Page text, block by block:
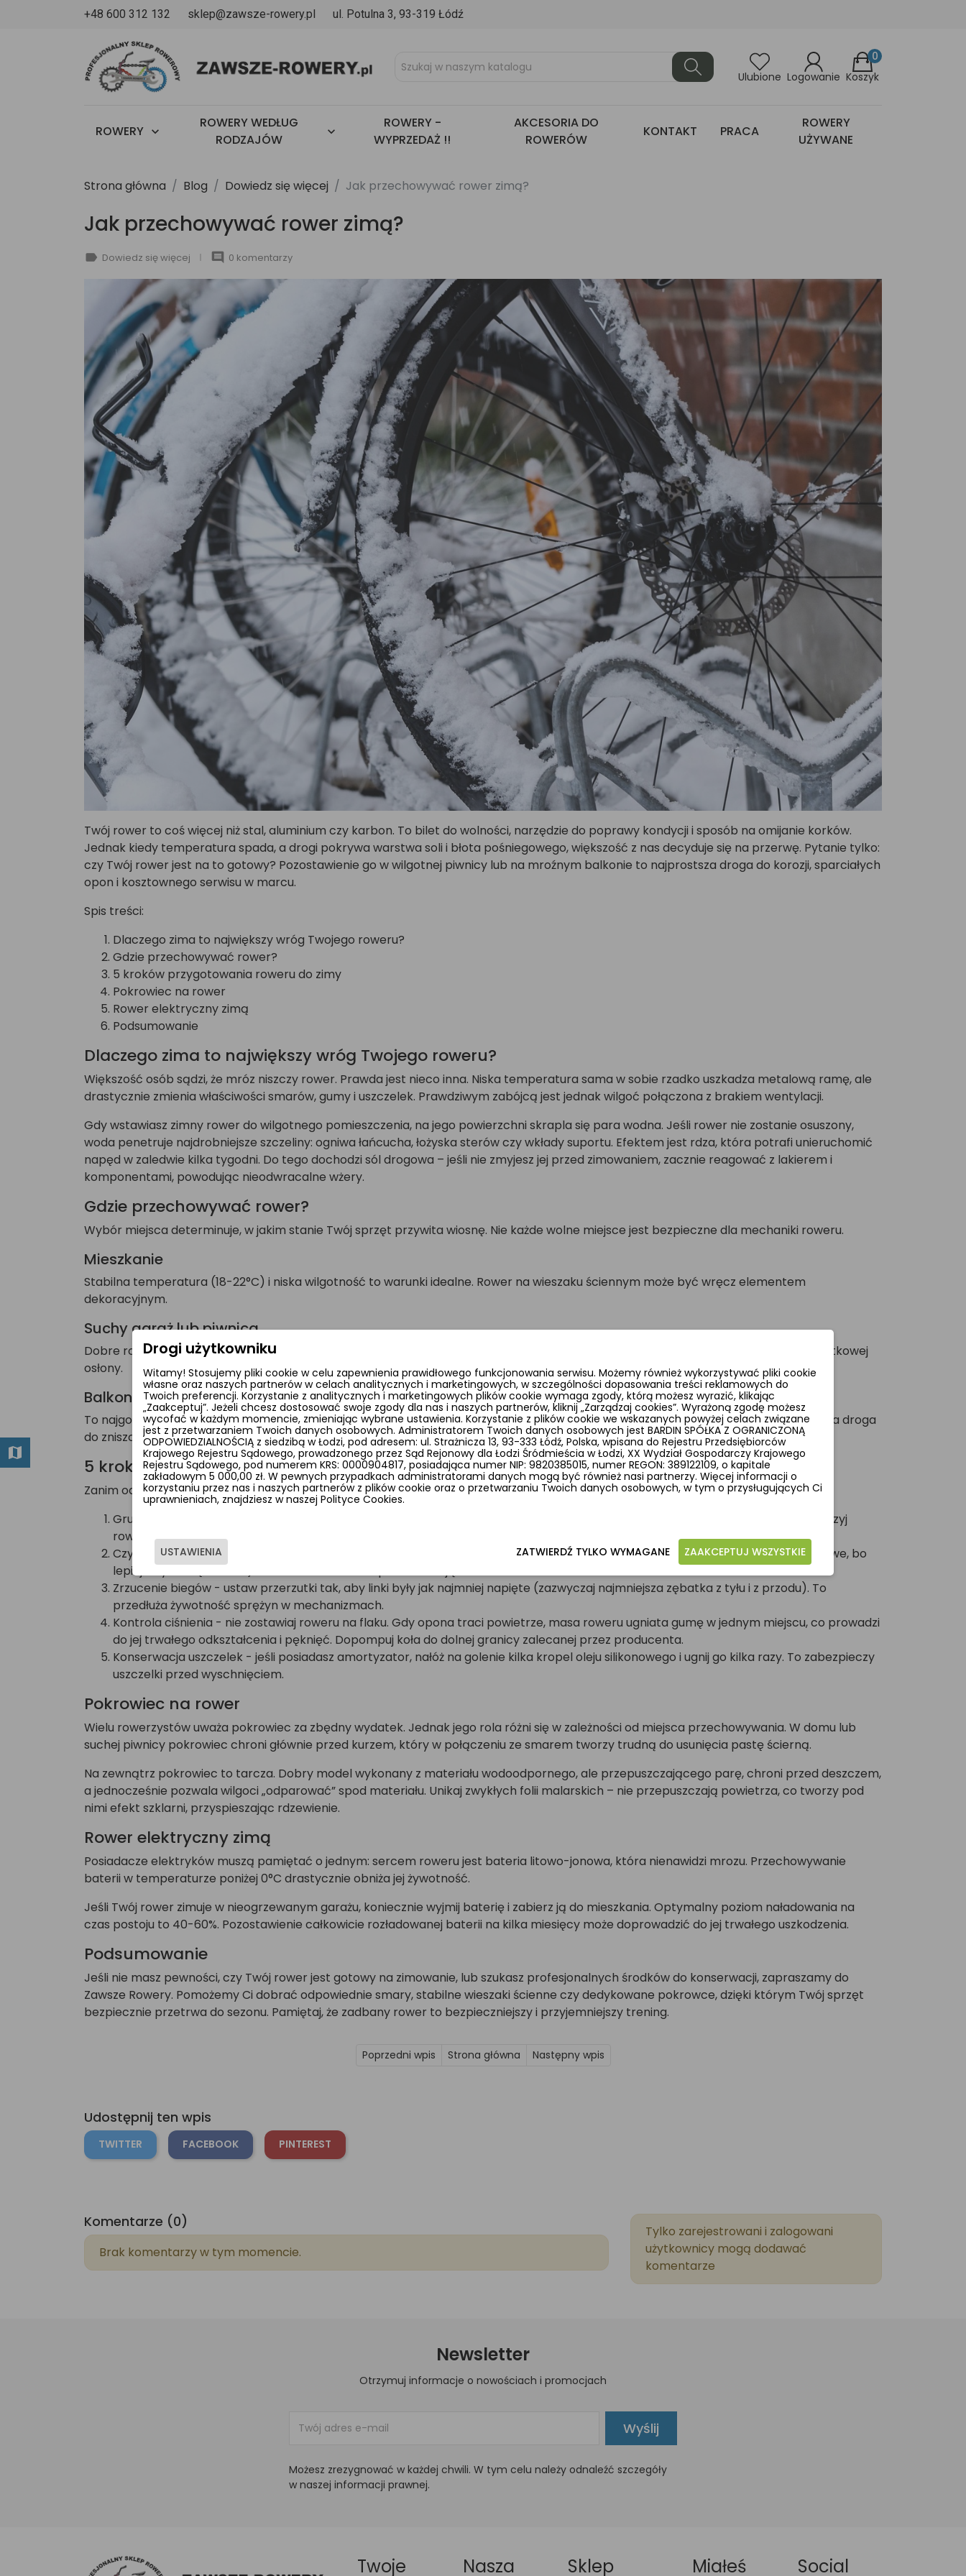
+48 600 312 132 sklep@zawsze-rowery.pl ul. Potulna 3, 93-319 Łódź
Ulubione Logowanie Koszyk
0
ROWERY 
ROWERY WEDŁUG
RODZAJÓW

ROWERY -
WYPRZEDAŻ !!
AKCESORIA DO
ROWERÓW
KONTAKT PRACA
ROWERY
UŻYWANE
Strona główna Blog Dowiedz się więcej Jak przechowywać rower zimą?
Jak przechowywać rower zimą?
label Dowiedz się więcej comment 0 komentarzy
Twój rower to coś więcej niż stal, aluminium czy karbon. To bilet do wolności, narzędzie do poprawy kondycji i sposób na omijanie korków.
Jednak kiedy temperatura spada, a drogi pokrywa warstwa soli i błota pośniegowego, większość z nas decyduje się na przerwę. Pytanie tylko:
czy Twój rower jest na to gotowy? Pozostawienie go w wilgotnej piwnicy lub na mroźnym balkonie to najprostsza droga do korozji, sparciałych
opon i kosztownego serwisu w marcu.
Spis treści:
Dlaczego zima to największy wróg Twojego roweru?
Gdzie przechowywać rower?
5 kroków przygotowania roweru do zimy
Pokrowiec na rower
Rower elektryczny zimą
Podsumowanie
Dlaczego zima to największy wróg Twojego roweru?
Większość osób sądzi, że mróz niszczy rower. Prawda jest nieco inna. Niska temperatura sama w sobie rzadko uszkadza metalową ramę, ale
drastycznie zmienia właściwości smarów, gumy i uszczelek. Prawdziwym zabójcą jest jednak wilgoć połączona z brakiem wentylacji.
Gdy wstawiasz zimny rower do wilgotnego pomieszczenia, na jego powierzchni skrapla się para wodna. Jeśli rower nie zostanie osuszony,
woda penetruje najdrobniejsze szczeliny: ogniwa łańcucha, łożyska sterów czy wkłady suportu. Efektem jest rdza, która potrafi unieruchomić
napęd w zaledwie kilka tygodni. Do tego dochodzi sól drogowa – jeśli nie zmyjesz jej przed zimowaniem, zacznie reagować z lakierem i
komponentami, powodując nieodwracalne wżery.
Gdzie przechowywać rower?
Wybór miejsca determinuje, w jakim stanie Twój sprzęt przywita wiosnę. Nie każde wolne miejsce jest bezpieczne dla mechaniki roweru.
Mieszkanie
Stabilna temperatura (18-22°C) i niska wilgotność to warunki idealne. Rower na wieszaku ściennym może być wręcz elementem
dekoracyjnym.
Suchy garaż lub piwnica
Dobre rozwiązanie, o ile pomieszczenie jest wentylowane. Warto sprawdzić, czy ściany nie są wilgotne. Jeśli tak, rower wymaga dodatkowej
osłony.
Balkon
To najgorszy scenariusz. Ekspozycja na zmienne temperatury, słońce (promieniowanie UV niszczy opony i lakier) oraz opady to prosta droga
do zniszczenia osprzętu. Jeśli musisz trzymać rower tutaj, profesjonalny pokrowiec jest bezwzględnie wymagany.
5 kroków przygotowania roweru do zimy
Zanim odstawisz rower na zimę, wykonaj te czynności. Zaoszczędzisz dzięki temu czas i pieniądze na wiosennym przeglądzie.
Gruntowne mycie i suszenie - usuń błoto i piach. Użyj miękkiej szmatki i dedykowanych szamponów rowerowych. Po umyciu wytrzyj
rower do sucha, szczególnie śruby i miejsca łączenia części.
Czyszczenie i smarowanie napędu - łańcuch musi być czysty i pokryty świeżą warstwą smaru (najlepiej na warunki mokre/zimowe, bo
lepiej trzyma się metalu). To bariera ochronna przed korozją.
Zrzucenie biegów - ustaw przerzutki tak, aby linki były jak najmniej napięte (zazwyczaj najmniejsza zębatka z tyłu i z przodu). To
przedłuża żywotność sprężyn w mechanizmach.
Kontrola ciśnienia - nie zostawiaj roweru na flaku. Gdy opona traci powietrze, masa roweru ugniata gumę w jednym miejscu, co prowadzi
do jej trwałego odkształcenia i pęknięć. Dopompuj koła do dolnej granicy zalecanej przez producenta.
Konserwacja uszczelek - jeśli posiadasz amortyzator, nałóż na golenie kilka kropel oleju silikonowego i ugnij go kilka razy. To zabezpieczy
uszczelki przed wyschnięciem.
Pokrowiec na rower
Wielu rowerzystów uważa pokrowiec za zbędny wydatek. Jednak jego rola różni się w zależności od miejsca przechowywania. W domu lub
suchej piwnicy pokrowiec chroni głównie przed kurzem, który w połączeniu ze smarem tworzy trudną do usunięcia pastę ścierną.
Na zewnątrz pokrowiec to tarcza. Dobry model wykonany z materiału wodoodpornego, ale przepuszczającego parę, chroni przed deszczem,
a jednocześnie pozwala wilgoci „odparować” spod materiału. Unikaj zwykłych folii malarskich – nie przepuszczają powietrza, co tworzy pod
nimi efekt szklarni, przyspieszając rdzewienie.
Rower elektryczny zimą
Posiadacze elektryków muszą pamiętać o jednym: sercem roweru jest bateria litowo-jonowa, która nienawidzi mrozu. Przechowywanie
baterii w temperaturze poniżej 0°C drastycznie obniża jej żywotność.
Jeśli Twój rower zimuje w nieogrzewanym garażu, koniecznie wyjmij baterię i zabierz ją do mieszkania. Optymalny poziom naładowania na
czas postoju to 40-60%. Pozostawienie całkowicie rozładowanej baterii na kilka miesięcy może doprowadzić do jej trwałego uszkodzenia.
Podsumowanie
Jeśli nie masz pewności, czy Twój rower jest gotowy na zimowanie, lub szukasz profesjonalnych środków do konserwacji, zapraszamy do
Zawsze Rowery. Pomożemy Ci dobrać odpowiednie smary, stabilne wieszaki ścienne czy dedykowane pokrowce, dzięki którym Twój sprzęt
bezpiecznie przetrwa do sezonu. Pamiętaj, że zadbany rower to bezpieczniejszy i przyjemniejszy trening.
Poprzedni wpis Strona główna Następny wpis
Udostępnij ten wpis
TWITTER FACEBOOK PINTEREST
Komentarze (0)
Brak komentarzy w tym momencie.
Tylko zarejestrowani i zalogowani
użytkownicy mogą dodawać
komentarze
Newsletter
Otrzymuj informacje o nowościach i promocjach
Wyślij
Możesz zrezygnować w każdej chwili. W tym celu należy odnaleźć szczegóły
w naszej informacji prawnej.
Twoje
Nasza
Sklep
Miałeś
Social
Drogi użytkowniku
Witamy! Stosujemy pliki cookie w celu zapewnienia prawidłowego funkcjonowania serwisu. Możemy również wykorzystywać pliki cookie
własne oraz naszych partnerów w celach analitycznych i marketingowych, w szczególności dopasowania treści reklamowych do
Twoich preferencji. Korzystanie z analitycznych i marketingowych plików cookie wymaga zgody, którą możesz wyrazić, klikając
„Zaakceptuj”. Jeżeli chcesz dostosować swoje zgody dla nas i naszych partnerów, kliknij „Zarządzaj cookies”. Wyrażoną zgodę możesz
wycofać w każdym momencie, zmieniając wybrane ustawienia. Korzystanie z plików cookie we wskazanych powyżej celach związane
jest z przetwarzaniem Twoich danych osobowych. Administratorem Twoich danych osobowych jest BARDIN SPÓŁKA Z OGRANICZONĄ
ODPOWIEDZIALNOŚCIĄ z siedzibą w Łodzi, pod adresem: ul. Strażnicza 13, 93-333 Łódź, Polska, wpisana do Rejestru Przedsiębiorców
Krajowego Rejestru Sądowego, prowadzonego przez Sąd Rejonowy dla Łodzi Śródmieścia w Łodzi, XX Wydział Gospodarczy Krajowego
Rejestru Sądowego, pod numerem KRS: 0000904817, posiadająca numer NIP: 9820385015, numer REGON: 389122109, o kapitale
zakładowym 5 000,00 zł. W pewnych przypadkach administratorami danych mogą być również nasi partnerzy. Więcej informacji o
korzystaniu przez nas i naszych partnerów z plików cookie oraz o przetwarzaniu Twoich danych osobowych, w tym o przysługujących Ci
uprawnieniach, znajdziesz w naszej Polityce Cookies.
USTAWIENIA ZAAKCEPTUJ WSZYSTKIE
ZATWIERDŹ TYLKO WYMAGANE